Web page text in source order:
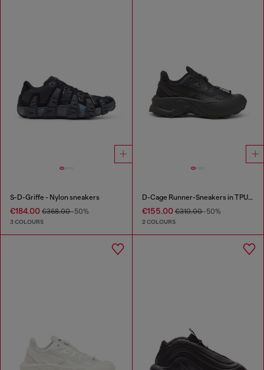
S-D-Griffe - Nylon sneakers
€184.00 €368.00-50%
3 COLOURS
D-Cage Runner-Sneakers in TPU-trimmed ripstop
€155.00€310.00-50%
2 COLOURS